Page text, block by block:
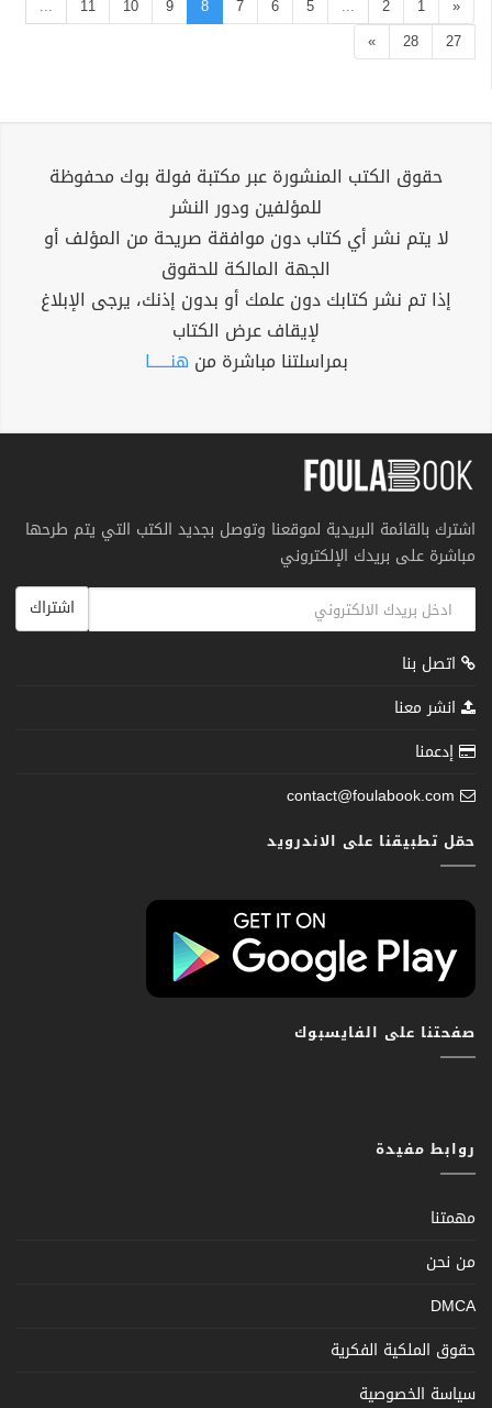
«
1
2
...
5
6
7
8
9
10
11
...
27
28
»
حقوق الكتب المنشورة عبر مكتبة فولة بوك محفوظة
للمؤلفين ودور النشر
لا يتم نشر أي كتاب دون موافقة صريحة من المؤلف أو
الجهة المالكة للحقوق
إذا تم نشر كتابك دون علمك أو بدون إذنك، يرجى الإبلاغ
لإيقاف عرض الكتاب
بمراسلتنا مباشرة من هنــــــا
اشترك بالقائمة البريدية لموقعنا وتوصل بجديد الكتب التي يتم طرحها
مباشرة على بريدك الإلكتروني
اشتراك
اتصل بنا
انشر معنا
إدعمنا
contact@foulabook.com
حمّل تطبيقنا على الاندرويد
صفحتنا على الفايسبوك
روابط مفيدة
مهمتنا
من نحن
DMCA
حقوق الملكية الفكرية
سياسة الخصوصية